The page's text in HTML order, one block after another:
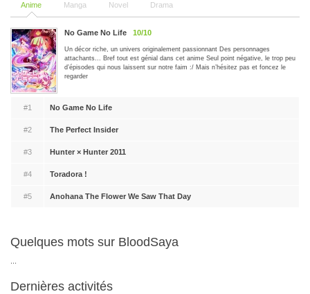
Anime Manga Novel Drama
No Game No Life 10/10
Un décor riche, un univers originalement passionnant Des personnages
attachants... Bref tout est génial dans cet anime Seul point négative, le trop peu
d’épisodes qui nous laissent sur notre faim :/ Mais n’hésitez pas et foncez le
regarder
#1 No Game No Life
#2 The Perfect Insider
#3 Hunter × Hunter 2011
#4 Toradora !
#5 Anohana The Flower We Saw That Day
Quelques mots sur BloodSaya
Dernières activités